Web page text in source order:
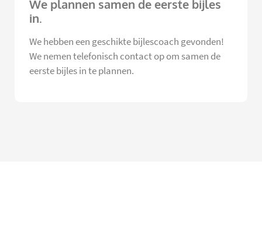
We plannen samen de eerste bijles
in.
We hebben een geschikte bijlescoach gevonden!
We nemen telefonisch contact op om samen de
eerste bijles in te plannen.